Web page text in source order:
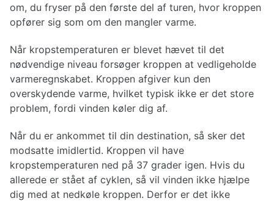
om, du fryser på den første del af turen, hvor kroppen
opfører sig som om den mangler varme.
Når kropstemperaturen er blevet hævet til det
nødvendige niveau forsøger kroppen at vedligeholde
varmeregnskabet. Kroppen afgiver kun den
overskydende varme, hvilket typisk ikke er det store
problem, fordi vinden køler dig af.
Når du er ankommet til din destination, så sker det
modsatte imidlertid. Kroppen vil have
kropstemperaturen ned på 37 grader igen. Hvis du
allerede er stået af cyklen, så vil vinden ikke hjælpe
dig med at nedkøle kroppen. Derfor er det ikke